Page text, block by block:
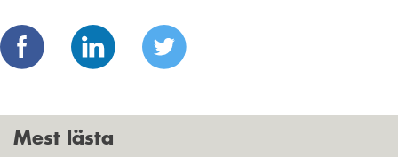
Mest lästa